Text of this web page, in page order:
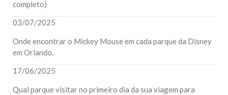
completo)
03/07/2025
Onde encontrar o Mickey Mouse em cada parque da Disney
em Orlando.
17/06/2025
Qual parque visitar no primeiro dia da sua viagem para